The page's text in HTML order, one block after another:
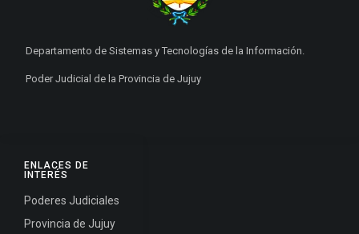
ENLACES DE
INTERÉS
Poderes Judiciales
Provincia de Jujuy
Departamento de Sistemas y Tecnologías de la Información.
Poder Judicial de la Provincia de Jujuy